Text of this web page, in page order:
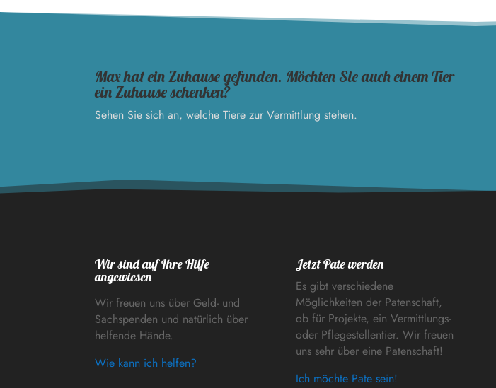
Max hat ein Zuhause gefunden. Möchten Sie auch einem Tier
ein Zuhause schenken?
Sehen Sie sich an, welche Tiere zur Vermittlung stehen.
Wir sind auf Ihre Hilfe
angewiesen
Wir freuen uns über Geld- und
Sachspenden und natürlich über
helfende Hände.
Wie kann ich helfen?
Jetzt Pate werden
Es gibt verschiedene
Möglichkeiten der Patenschaft,
ob für Projekte, ein Vermittlungs-
oder Pflegestellentier. Wir freuen
uns sehr über eine Patenschaft!
Ich möchte Pate sein!